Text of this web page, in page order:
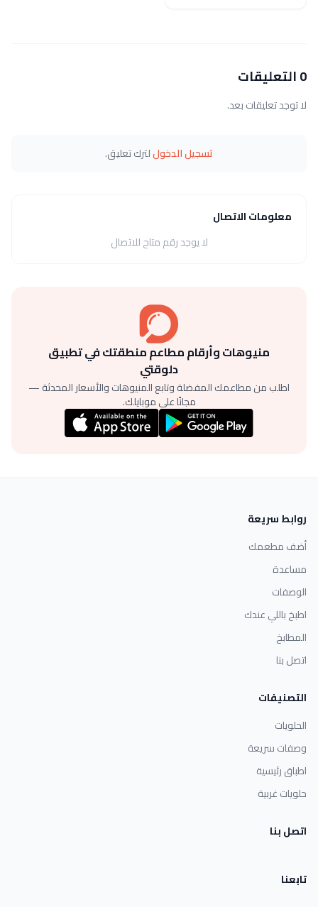
0 التعليقات
لا توجد تعليقات بعد.
تسجيل الدخوللترك تعليق.
معلومات الاتصال
لا يوجد رقم متاح للاتصال
منيوهات وأرقام مطاعم منطقتك في تطبيق
دلوقتي
اطلب من مطاعمك المفضلة وتابع المنيوهات والأسعار المحدثة —
مجانًا على موبايلك.
روابط سريعة
أضف مطعمك
مساعدة
الوصفات
اطبخ باللي عندك
المطابخ
اتصل بنا
التصنيفات
الحلويات
وصفات سريعة
اطباق رئيسية
حلويات غربية
اتصل بنا
تابعنا